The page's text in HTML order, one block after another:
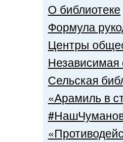
О библиотеке
Формула
Центры
Независимая
Сельская
«Арамиль в